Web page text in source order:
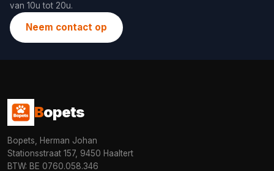
van 10u tot 20u.
Neem contact op
Bopets
Bopets, Herman Johan
Stationsstraat 157, 9450 Haaltert
BTW: BE 0760.058.346